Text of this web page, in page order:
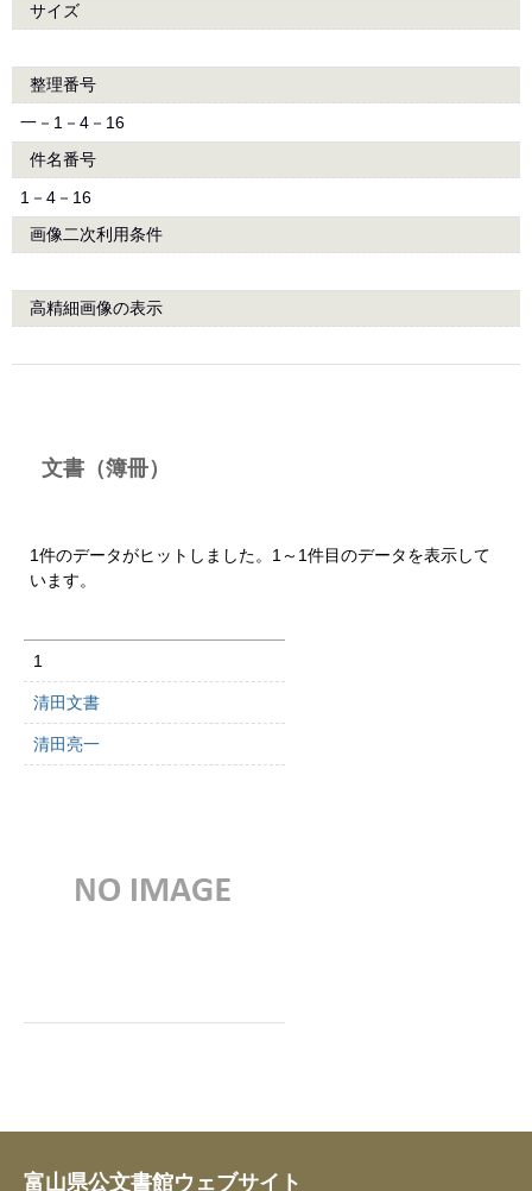
サイズ
整理番号
一－1－4－16
件名番号
1－4－16
画像二次利用条件
高精細画像の表示
文書（簿冊）
1件のデータがヒットしました。1～1件目のデータを表示して
います。
1
清田文書
清田亮一
富山県公文書館ウェブサイト